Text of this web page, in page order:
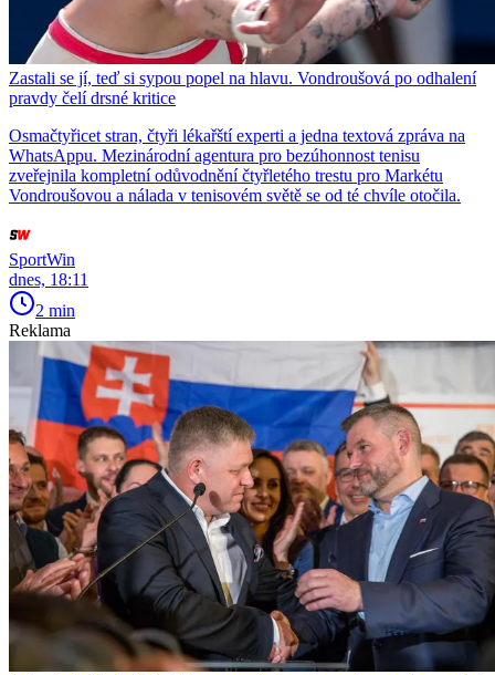
Zastali se jí, teď si sypou popel na hlavu. Vondroušová po odhalení
pravdy čelí drsné kritice
Osmačtyřicet stran, čtyři lékařští experti a jedna textová zpráva na
WhatsAppu. Mezinárodní agentura pro bezúhonnost tenisu
zveřejnila kompletní odůvodnění čtyřletého trestu pro Markétu
Vondroušovou a nálada v tenisovém světě se od té chvíle otočila.
SportWin
dnes, 18:11
2 min
Reklama